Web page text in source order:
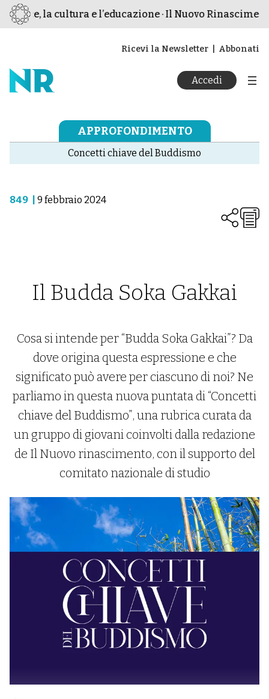
pace, la cultura e l’educazione · Il Nuovo
Ricevi la Newsletter Abbonati
Accedi
APPROFONDIMENTO
Concetti chiave del Buddismo
849 9 febbraio 2024
Il Budda Soka Gakkai
Cosa si intende per “Budda Soka Gakkai”? Da
dove origina questa espressione e che
significato può avere per ciascuno di noi? Ne
parliamo in questa nuova puntata di “Concetti
chiave del Buddismo”, una rubrica curata da
un gruppo di giovani coinvolti dalla redazione
de Il Nuovo rinascimento, con il supporto del
comitato nazionale di studio